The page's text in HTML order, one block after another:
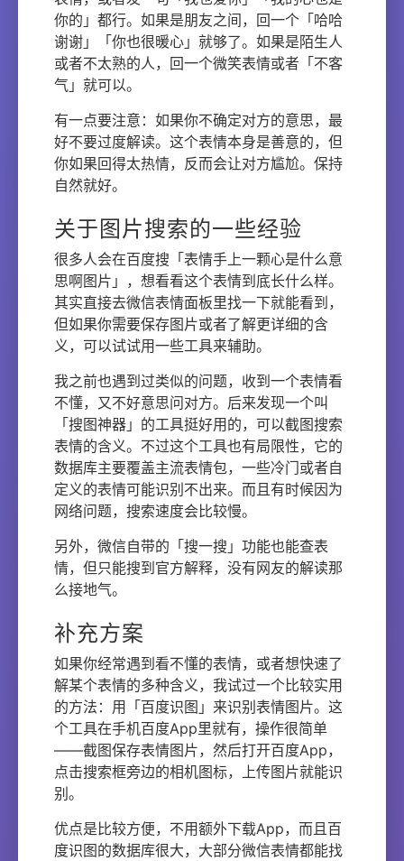
你的」都行。如果是朋友之间，回一个「哈哈
谢谢」「你也很暖心」就够了。如果是陌生人
或者不太熟的人，回一个微笑表情或者「不客
气」就可以。
有一点要注意：如果你不确定对方的意思，最
好不要过度解读。这个表情本身是善意的，但
你如果回得太热情，反而会让对方尴尬。保持
自然就好。
关于图片搜索的一些经验
很多人会在百度搜「表情手上一颗心是什么意
思啊图片」，想看看这个表情到底长什么样。
其实直接去微信表情面板里找一下就能看到，
但如果你需要保存图片或者了解更详细的含
义，可以试试用一些工具来辅助。
我之前也遇到过类似的问题，收到一个表情看
不懂，又不好意思问对方。后来发现一个叫
「搜图神器」的工具挺好用的，可以截图搜索
表情的含义。不过这个工具也有局限性，它的
数据库主要覆盖主流表情包，一些冷门或者自
定义的表情可能识别不出来。而且有时候因为
网络问题，搜索速度会比较慢。
另外，微信自带的「搜一搜」功能也能查表
情，但只能搜到官方解释，没有网友的解读那
么接地气。
补充方案
如果你经常遇到看不懂的表情，或者想快速了
解某个表情的多种含义，我试过一个比较实用
的方法：用「百度识图」来识别表情图片。这
个工具在手机百度App里就有，操作很简单
——截图保存表情图片，然后打开百度App，
点击搜索框旁边的相机图标，上传图片就能识
别。
优点是比较方便，不用额外下载App，而且百
度识图的数据库很大，大部分微信表情都能找